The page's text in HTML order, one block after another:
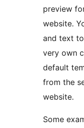
preview
website.
and text
very own
default
from the
website.
Some